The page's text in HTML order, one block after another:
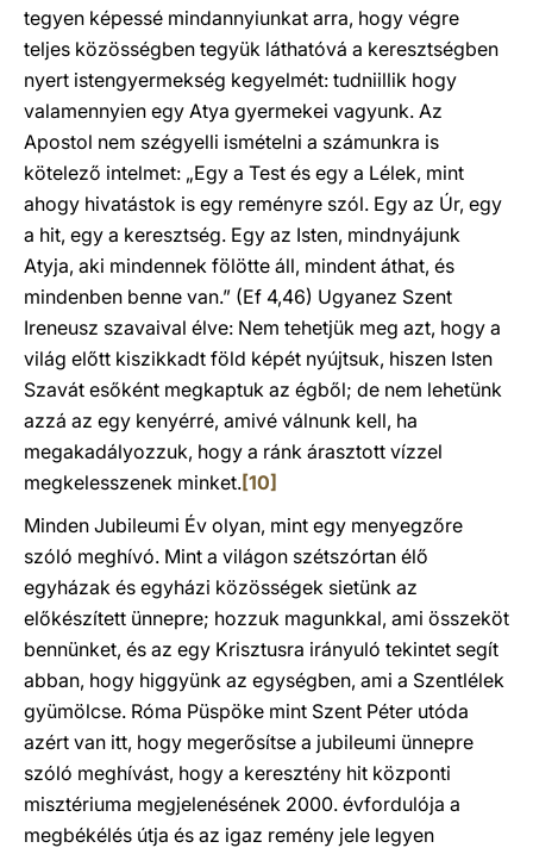
tegyen képessé mindannyiunkat arra, hogy végre
teljes közösségben tegyük láthatóvá a keresztségben
nyert istengyermekség kegyelmét: tudniillik hogy
valamennyien egy Atya gyermekei vagyunk. Az
Apostol nem szégyelli ismételni a számunkra is
kötelező intelmet: „Egy a Test és egy a Lélek, mint
ahogy hivatástok is egy reményre szól. Egy az Úr, egy
a hit, egy a keresztség. Egy az Isten, mindnyájunk
Atyja, aki mindennek fölötte áll, mindent áthat, és
mindenben benne van.” (Ef 4,46) Ugyanez Szent
Ireneusz szavaival élve: Nem tehetjük meg azt, hogy a
világ előtt kiszikkadt föld képét nyújtsuk, hiszen Isten
Szavát esőként megkaptuk az égből; de nem lehetünk
azzá az egy kenyérré, amivé válnunk kell, ha
megakadályozzuk, hogy a ránk árasztott vízzel
megkelesszenek minket.[10]
Minden Jubileumi Év olyan, mint egy menyegzőre
szóló meghívó. Mint a világon szétszórtan élő
egyházak és egyházi közösségek sietünk az
előkészített ünnepre; hozzuk magunkkal, ami összeköt
bennünket, és az egy Krisztusra irányuló tekintet segít
abban, hogy higgyünk az egységben, ami a Szentlélek
gyümölcse. Róma Püspöke mint Szent Péter utóda
azért van itt, hogy megerősítse a jubileumi ünnepre
szóló meghívást, hogy a keresztény hit központi
misztériuma megjelenésének 2000. évfordulója a
megbékélés útja és az igaz remény jele legyen